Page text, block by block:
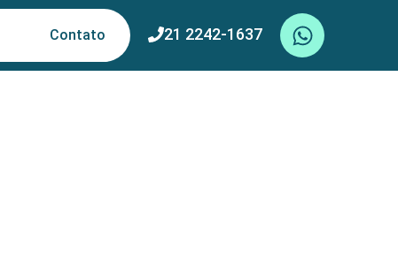
Contato 21 2242-1637
W
h
a